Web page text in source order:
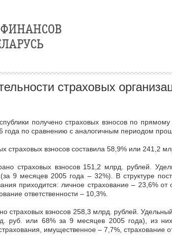
страховых
получено страховых взносов по
года по сравнению с аналогичным периодом
страховых взносов составила 58,9% или 241,2
страховых взносов 151,2 млрд. рублей.
9 месяцев 2005 года – 32%). В структуре
приходится: личное страхование – 23,6%
ответственности – 10,3%.
страховых взносов 258,3 млрд. рублей.
руб. или 68% за 9 месяцев 2005 года), из
имущественное – 7,7%, страхование